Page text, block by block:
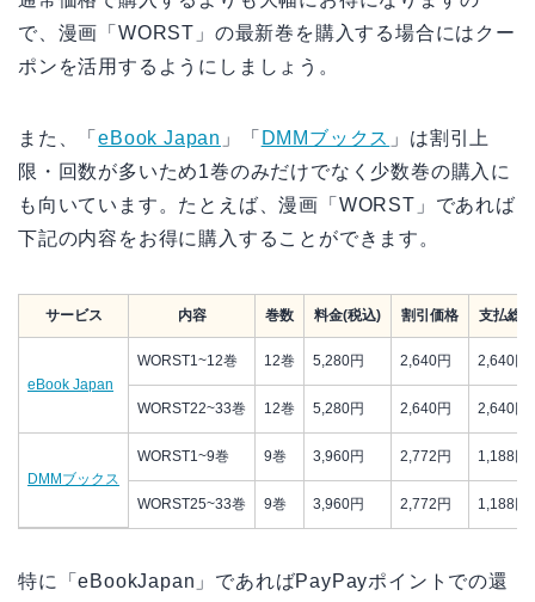
で、漫画「WORST」の最新巻を購入する場合にはクー
ポンを活用するようにしましょう。
また、「eBook Japan 」「 DMMブックス 」は割引上
限・回数が多いため1巻のみだけでなく少数巻の購入に
も向いています。たとえば、漫画「WORST」であれば
下記の内容をお得に購入することができます。
サービス 内容 巻数 料金(税込) 割引価格 支払総額
eBook Japan
WORST1~12巻 12巻 5,280円 2,640円 2,640円
WORST22~33巻 12巻 5,280円 2,640円 2,640円
DMMブックス
WORST1~9巻 9巻 3,960円 2,772円 1,188円
WORST25~33巻 9巻 3,960円 2,772円 1,188円
特に「eBookJapan」であればPayPayポイントでの還